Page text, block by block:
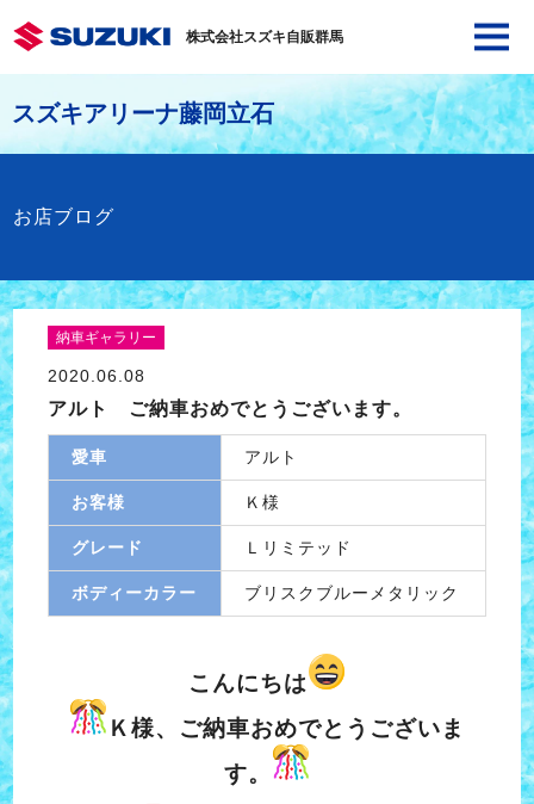
株式会社スズキ自販群馬
スズキアリーナ藤岡立石
お店ブログ
納車ギャラリー
2020.06.08
アルト ご納車おめでとうございます。
愛車 アルト
お客様 Ｋ様
グレード Ｌリミテッド
ボディーカラー ブリスクブルーメタリック
こんにちは
Ｋ様、ご納車おめでとうございま
す。